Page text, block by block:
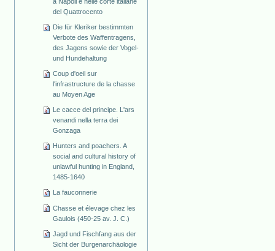
del Quattrocento
Die für Kleriker bestimmten
Verbote des Waffentragens,
des Jagens sowie der Vogel-
und Hundehaltung
Coup d'oeil sur
l'infrastructure de la chasse
au Moyen Age
Le cacce del principe. L'ars
venandi nella terra dei
Gonzaga
Hunters and poachers. A
social and cultural history of
unlawful hunting in England,
1485-1640
La fauconnerie
Chasse et élevage chez les
Gaulois (450-25 av. J. C.)
Jagd und Fischfang aus der
Sicht der Burgenarchäologie